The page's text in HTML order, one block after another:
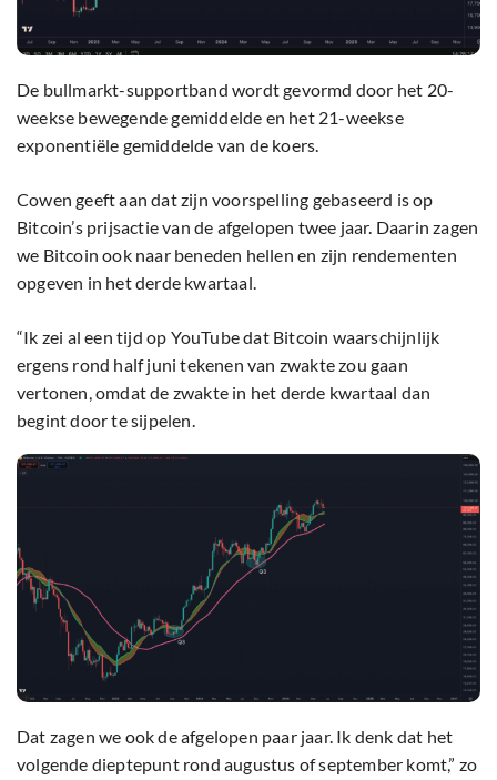
De bullmarkt-supportband wordt gevormd door het 20-
weekse bewegende gemiddelde en het 21-weekse
exponentiële gemiddelde van de koers.
Cowen geeft aan dat zijn voorspelling gebaseerd is op
Bitcoin’s prijsactie van de afgelopen twee jaar. Daarin zagen
we Bitcoin ook naar beneden hellen en zijn rendementen
opgeven in het derde kwartaal.
“Ik zei al een tijd op YouTube dat Bitcoin waarschijnlijk
ergens rond half juni tekenen van zwakte zou gaan
vertonen, omdat de zwakte in het derde kwartaal dan
begint door te sijpelen.
Dat zagen we ook de afgelopen paar jaar. Ik denk dat het
volgende dieptepunt rond augustus of september komt,” zo